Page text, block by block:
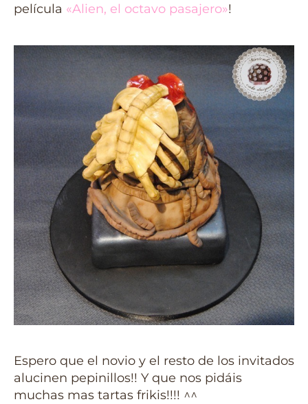
película «Alien, el octavo pasajero»!
Espero que el novio y el resto de los invitados
alucinen pepinillos!! Y que nos pidáis
muchas mas tartas frikis!!!! ^^